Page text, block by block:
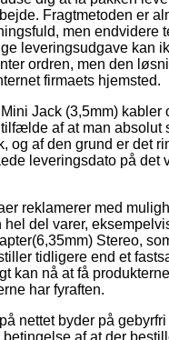
Fragtmetoden er
men endvidere
leveringsudgave kan
ordren, men den
firmaets hjemsted.
Jack (3,5mm) kabler
af at man absolut
og af den grund er det
leveringsdato på det
reklamerer med
del varer,
Stereo,
tidligere end et
kan nå at få
har fyraften.
nettet byder på
af at der